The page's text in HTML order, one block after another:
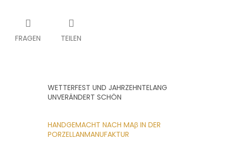
FRAGEN TEILEN
WETTERFEST UND JAHRZEHNTELANG
UNVERÄNDERT SCHÖN
HANDGEMACHT NACH MAβ IN DER
PORZELLANMANUFAKTUR